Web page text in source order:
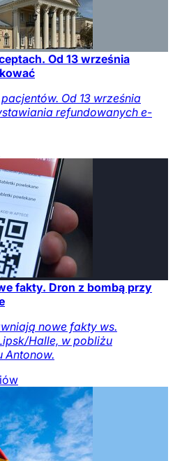
Od 13 września
Od 13 września
refundowanych e-
fakty. Dron z bombą przy
nowe fakty ws.
Halle, w pobliżu
Antonow.